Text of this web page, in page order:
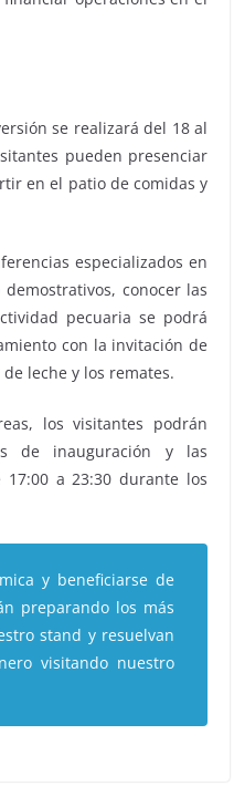
se realizará del 18 al
pueden presenciar
en el patio de comidas y
especializados en
conocer las
pecuaria se podrá
con la invitación de
leche y los remates.
los visitantes podrán
de inauguración y las
a 23:30 durante los
y beneficiarse de
preparando los más
stand y resuelvan
visitando nuestro